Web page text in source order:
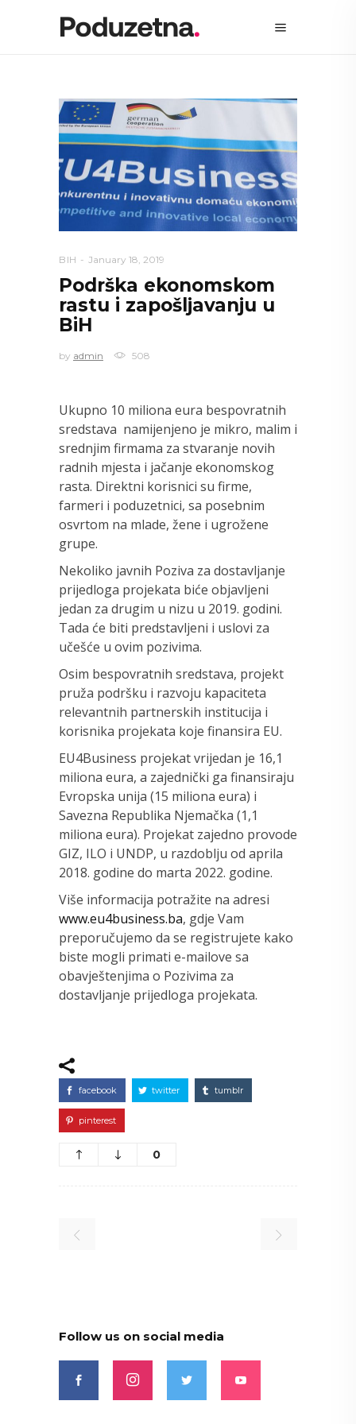
BIH January 18, 2019
Podrška ekonomskom
rastu i zapošljavanju u
BiH
by admin 508
Ukupno 10 miliona eura bespovratnih
sredstava namijenjeno je mikro, malim i
srednjim firmama za stvaranje novih
radnih mjesta i jačanje ekonomskog
rasta. Direktni korisnici su firme,
farmeri i poduzetnici, sa posebnim
osvrtom na mlade, žene i ugrožene
grupe.
Nekoliko javnih Poziva za dostavljanje
prijedloga projekata biće objavljeni
jedan za drugim u nizu u 2019. godini.
Tada će biti predstavljeni i uslovi za
učešće u ovim pozivima.
Osim bespovratnih sredstava, projekt
pruža podršku i razvoju kapaciteta
relevantnih partnerskih institucija i
korisnika projekata koje finansira EU.
EU4Business projekat vrijedan je 16,1
miliona eura, a zajednički ga finansiraju
Evropska unija (15 miliona eura) i
Savezna Republika Njemačka (1,1
miliona eura). Projekat zajedno provode
GIZ, ILO i UNDP, u razdoblju od aprila
2018. godine do marta 2022. godine.
Više informacija potražite na adresi
www.eu4business.ba, gdje Vam
preporučujemo da se registrujete kako
biste mogli primati e-mailove sa
obavještenjima o Pozivima za
dostavljanje prijedloga projekata.
facebook twitter tumblr
pinterest
0
Follow us on social media